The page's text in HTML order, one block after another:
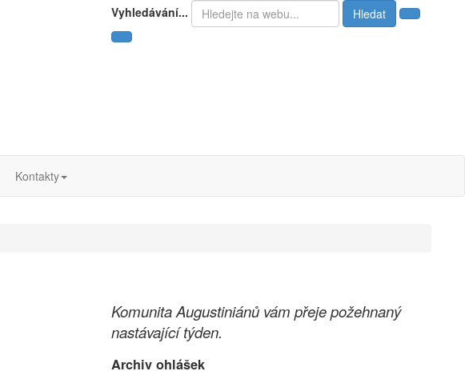
Vyhledávání... Hledat
Kontakty
Komunita Augustiniánů vám přeje požehnaný
nastávající týden.
Archiv ohlášek